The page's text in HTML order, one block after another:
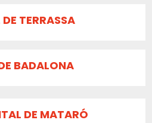
TERRASSA
BADALONA
DE MATARÓ